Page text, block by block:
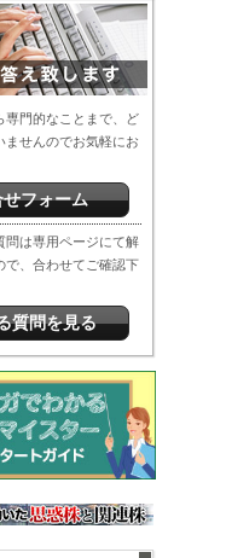
専門的なことまで、ど
ませんのでお気軽にお
フォーム
問は専用ページにて解
で、合わせてご確認下
質問を見る